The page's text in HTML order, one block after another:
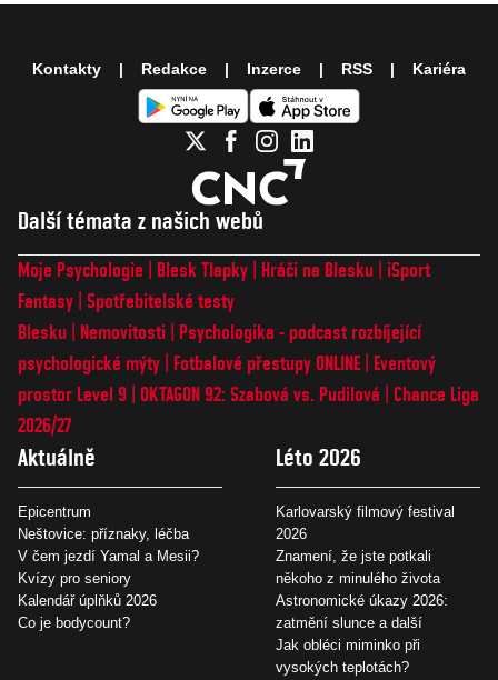
Další témata z našich webů
Moje Psychologie Blesk Tlapky Hráči na Blesku
iSport
Fantasy Spotřebitelské testy
Blesku
Nemovitosti
Psychologika - podcast rozbíjející
psychologické mýty
Fotbalové přestupy ONLINE
Eventový
prostor Level 9 OKTAGON 92: Szabová vs. Pudilová
Chance Liga
2026/27
Aktuálně
Epicentrum
Neštovice: příznaky, léčba
V čem jezdí Yamal a Mesii?
Kvízy pro seniory
Kalendář úplňků 2026
Co je bodycount?
Léto 2026
Karlovarský filmový festival
2026
Znamení, že jste potkali
někoho z minulého života
Astronomické úkazy 2026:
zatmění slunce a další
Jak obléci miminko při
vysokých teplotách?
Kontakty Redakce Inzerce RSS Kariéra